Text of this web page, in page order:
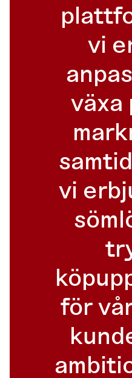
vi
växa
vi
för